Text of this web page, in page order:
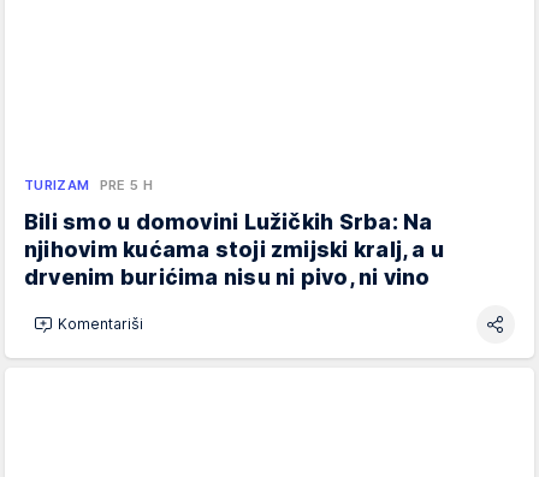
TURIZAM PRE 5 H
Bili smo u domovini Lužičkih Srba: Na
njihovim kućama stoji zmijski kralj, a u
drvenim burićima nisu ni pivo, ni vino
Komentariši